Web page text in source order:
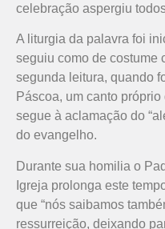
celebração aspergiu
A liturgia da palavra foi
seguiu como de costume
segunda leitura, quando
Páscoa, um canto
segue à aclamação do
do evangelho.
Durante sua homilia o
Igreja prolonga este
que “nós saibamos
ressurreição, deixando